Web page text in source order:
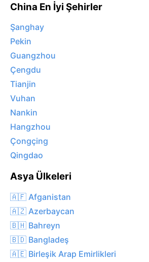
China En İyi Şehirler
Şanghay
Pekin
Guangzhou
Çengdu
Tianjin
Vuhan
Nankin
Hangzhou
Çongçing
Qingdao
Asya Ülkeleri
🇦🇫 Afganistan
🇦🇿 Azerbaycan
🇧🇭 Bahreyn
🇧🇩 Bangladeş
🇦🇪 Birleşik Arap Emirlikleri